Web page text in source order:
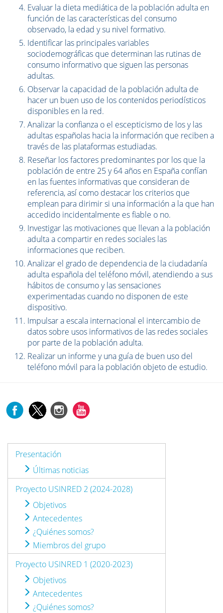
Evaluar la dieta mediática de la población adulta en
función de las características del consumo
observado, la edad y su nivel formativo.
Identificar las principales variables
sociodemográficas que determinan las rutinas de
consumo informativo que siguen las personas
adultas.
Observar la capacidad de la población adulta de
hacer un buen uso de los contenidos periodísticos
disponibles en la red.
Analizar la confianza o el escepticismo de los y las
adultas españolas hacia la información que reciben a
través de las plataformas estudiadas.
Reseñar los factores predominantes por los que la
población de entre 25 y 64 años en España confían
en las fuentes informativas que consideran de
referencia, así como destacar los criterios que
emplean para dirimir si una información a la que han
accedido incidentalmente es fiable o no.
Investigar las motivaciones que llevan a la población
adulta a compartir en redes sociales las
informaciones que reciben.
Analizar el grado de dependencia de la ciudadanía
adulta española del teléfono móvil, atendiendo a sus
hábitos de consumo y las sensaciones
experimentadas cuando no disponen de este
dispositivo.
Impulsar a escala internacional el intercambio de
datos sobre usos informativos de las redes sociales
por parte de la población adulta.
Realizar un informe y una guía de buen uso del
teléfono móvil para la población objeto de estudio.
Presentación
Últimas noticias
Proyecto USINRED 2 (2024-2028)
Objetivos
Antecedentes
¿Quiénes somos?
Miembros del grupo
Proyecto USINRED 1 (2020-2023)
Objetivos
Antecedentes
¿Quiénes somos?